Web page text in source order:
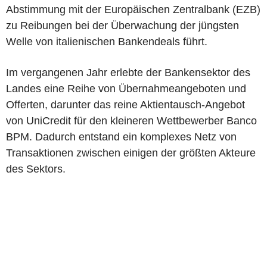
Abstimmung mit der Europäischen Zentralbank (EZB)
zu Reibungen bei der Überwachung der jüngsten
Welle von italienischen Bankendeals führt.
Im vergangenen Jahr erlebte der Bankensektor des
Landes eine Reihe von Übernahmeangeboten und
Offerten, darunter das reine Aktientausch-Angebot
von UniCredit für den kleineren Wettbewerber Banco
BPM. Dadurch entstand ein komplexes Netz von
Transaktionen zwischen einigen der größten Akteure
des Sektors.